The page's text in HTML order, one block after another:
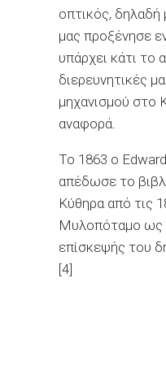
οπτικός,
μας προξένησε
υπάρχει κάτι το
διερευνητικές
μηχανισμού στο
αναφορά.
Το 1863 ο
απέδωσε το
Κύθηρα από τις
Μυλοπόταμο ως
επίσκεψής του
[4]